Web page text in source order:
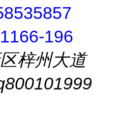
196
梓州大道